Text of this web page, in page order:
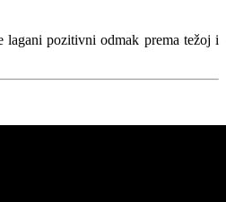
pozitivni odmak prema težoj i